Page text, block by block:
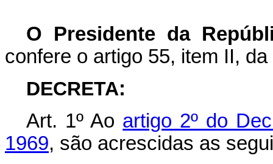
O Presidente da
confere o artigo 55, item II,
DECRETA:
Art. 1º Ao artigo 2º do
1969, são acrescidas as